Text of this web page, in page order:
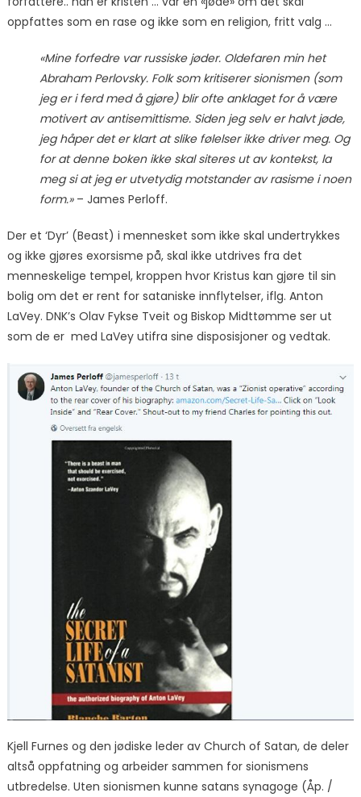
oppfattes som en rase og ikke som en religion, fritt valg …
«Mine forfedre var russiske jøder. Oldefaren min het
Abraham Perlovsky. Folk som kritiserer sionismen (som
jeg er i ferd med å gjøre) blir ofte anklaget for å være
motivert av antisemittisme. Siden jeg selv er halvt jøde,
jeg håper det er klart at slike følelser ikke driver meg. Og
for at denne boken ikke skal siteres ut av kontekst, la
meg si at jeg er utvetydig motstander av rasisme i noen
form.»– James Perloff.
Der et ‘Dyr’ (Beast) i mennesket som ikke skal undertrykkes
og ikke gjøres exorsisme på, skal ikke utdrives fra det
menneskelige tempel, kroppen hvor Kristus kan gjøre til sin
bolig om det er rent for sataniske innflytelser, iflg. Anton
LaVey. DNK’s Olav Fykse Tveit og Biskop Midttømme ser ut
som de er med LaVey utifra sine disposisjoner og vedtak.
Kjell Furnes og den jødiske leder av Church of Satan, de deler
altså oppfatning og arbeider sammen for sionismens
utbredelse. Uten sionismen kunne satans synagoge (Åp. /